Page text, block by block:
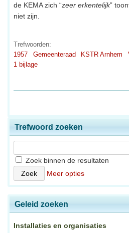
de KEMA zich “zeer erkentelijk”
niet zijn.
Trefwoorden:
1957
Gemeenteraad KSTR Arnhem
1 bijlage
Trefwoord zoeken
Zoek binnen de resultaten
Meer opties
Geleid zoeken
Installaties en organisaties